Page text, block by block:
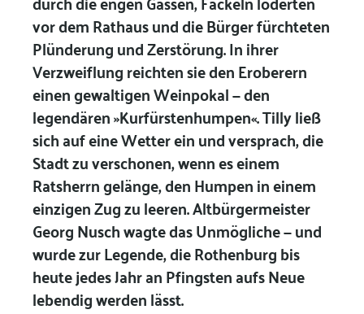
vor dem Rathaus und die Bürger fürchteten
Plünderung und Zerstörung. In ihrer
Verzweiflung reichten sie den Eroberern
einen gewaltigen Weinpokal — den
legendären »Kurfürstenhumpen«. Tilly ließ
sich auf eine Wetter ein und versprach, die
Stadt zu verschonen, wenn es einem
Ratsherrn gelänge, den Humpen in einem
einzigen Zug zu leeren. Altbürgermeister
Georg Nusch wagte das Unmögliche — und
wurde zur Legende, die Rothenburg bis
heute jedes Jahr an Pfingsten aufs Neue
lebendig werden lässt.